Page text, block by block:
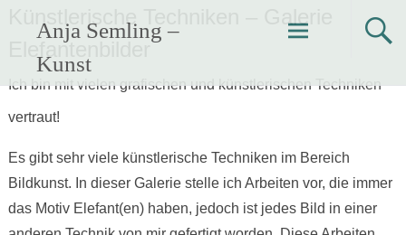
Inhalt
springen
Anja Semling –
Kunst
Künstlerische Techniken – Galerie
Elefantenbilder
Ich bin mit vielen grafischen und künstlerischen Techniken
vertraut!
Es gibt sehr viele künstlerische Techniken im Bereich
Bildkunst. In dieser Galerie stelle ich Arbeiten vor, die immer
das Motiv Elefant(en) haben, jedoch ist jedes Bild in einer